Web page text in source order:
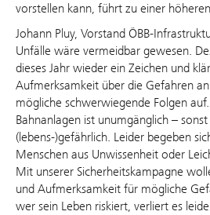
vorstellen kann, führt zu einer
Johann Pluy, Vorstand ÖBB-
Unfälle wäre vermeidbar gewesen.
dieses Jahr wieder ein Zeichen und
Aufmerksamkeit über die Gefahren
mögliche schwerwiegende Folgen
Bahnanlagen ist unumgänglich – sonst
(lebens-)gefährlich. Leider begeben
Menschen aus Unwissenheit oder
Mit unserer Sicherheitskampagne
und Aufmerksamkeit für mögliche
wer sein Leben riskiert, verliert es